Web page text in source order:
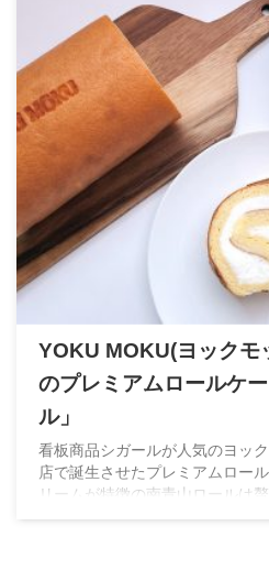
YOKU MOKU(ヨックモ
のプレミアムロールケ
ル」
看板商品シガールが人気のヨッ
店で誕生させたプレミアムロー
リームが特徴の南青山ロールは